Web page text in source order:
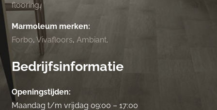
flooring.
Marmoleum merken:
Forbo, Vivafloors, Ambiant.
Bedrijfsinformatie
Openingstijden:
Maandag t/m vrijdag 09:00 – 17:00